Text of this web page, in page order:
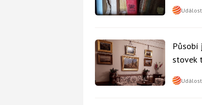
Působí
stovek